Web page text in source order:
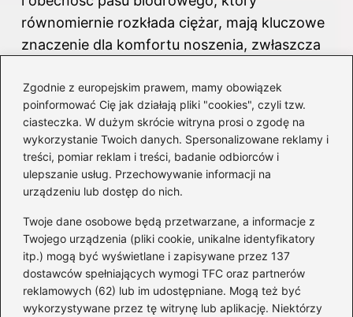
Zgodnie z europejskim prawem, mamy obowiązek
poinformować Cię jak działają pliki "cookies", czyli tzw.
ciasteczka. W dużym skrócie witryna prosi o zgodę na
wykorzystanie Twoich danych. Spersonalizowane reklamy i
treści, pomiar reklam i treści, badanie odbiorców i
ulepszanie usług. Przechowywanie informacji na
urządzeniu lub dostęp do nich.
Twoje dane osobowe będą przetwarzane, a informacje z
Twojego urządzenia (pliki cookie, unikalne identyfikatory
itp.) mogą być wyświetlane i zapisywane przez 137
dostawców spełniających wymogi TFC oraz partnerów
reklamowych (62) lub im udostępniane. Mogą też być
wykorzystywane przez tę witrynę lub aplikację. Niektórzy
równomiernie rozkłada ciężar, mają kluczowe
znaczenie dla komfortu noszenia, zwłaszcza
Dlaczego wszyscy powinni rozważyć plecak
40l jako bagaż podręczny?
Plecak 40l jest odpowiedni jako bagaż
podręczny w samolocie, co czyni go
wszechstronnym i praktycznym
rozwiązaniem do codziennego użytkowania, a
także weekendowych wypraw.
Jakie funkcje są ważne do rozważenia przy
wyborze plecaka 40l?